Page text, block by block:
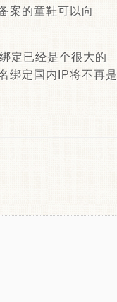
案的童鞋可以向
定已经是个很大的
绑定国内IP将不再是